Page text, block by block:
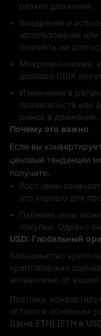
резкие движения.
Внедрение и
использования
повлиять на
Макроэкономика:
доллара США
Изменения в
правительств или
рынок в движение.
Почему это важно
Если вы
ценовые тенденции
получите.
Рост цены
это хорошо для
Падение цены
покупки. Однако
USD: Глобальный
Большинство
криптобиржах
независимо от
Поэтому,
остается основным
[Цена ETH] [ETH в